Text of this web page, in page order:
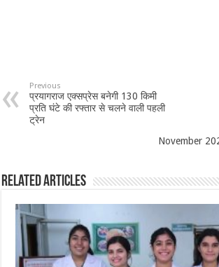
Previous
प्रयागराज एक्सप्रेस बनेगी 130 किमी
प्रति घंटे की रफ्तार से चलने वाली पहली
ट्रेन
November
Related Articles